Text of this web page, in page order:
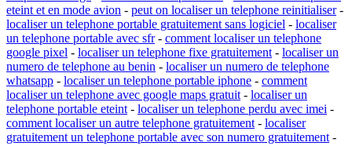
eteint et en mode avion - peut on localiser un telephone reinitialiser-
localiser un telephone portable gratuitement sans logiciel - localiser
un telephone portable avec sfr- comment localiser un telephone
google pixel - localiser un telephone fixe gratuitement - localiser un
numero de telephone au benin - localiser un numero de telephone
whatsapp - localiser un telephone portable iphone - comment
localiser un telephone avec google maps gratuit - localiser un
telephone portable eteint - localiser un telephone perdu avec imei -
comment localiser un autre telephone gratuitement - localiser
gratuitement un telephone portable avec son numero gratuitement -